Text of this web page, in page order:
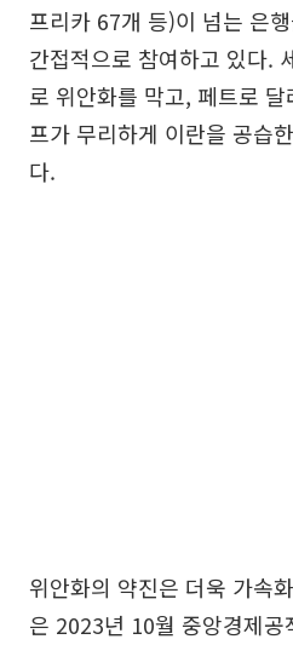
프리카 67개 등)이 넘는 은
간접적으로 참여하고 있다.
로 위안화를 막고, 페트로
프가 무리하게 이란을 공습
다.
위안화의 약진은 더욱 가속
은 2023년 10월 중앙경제공